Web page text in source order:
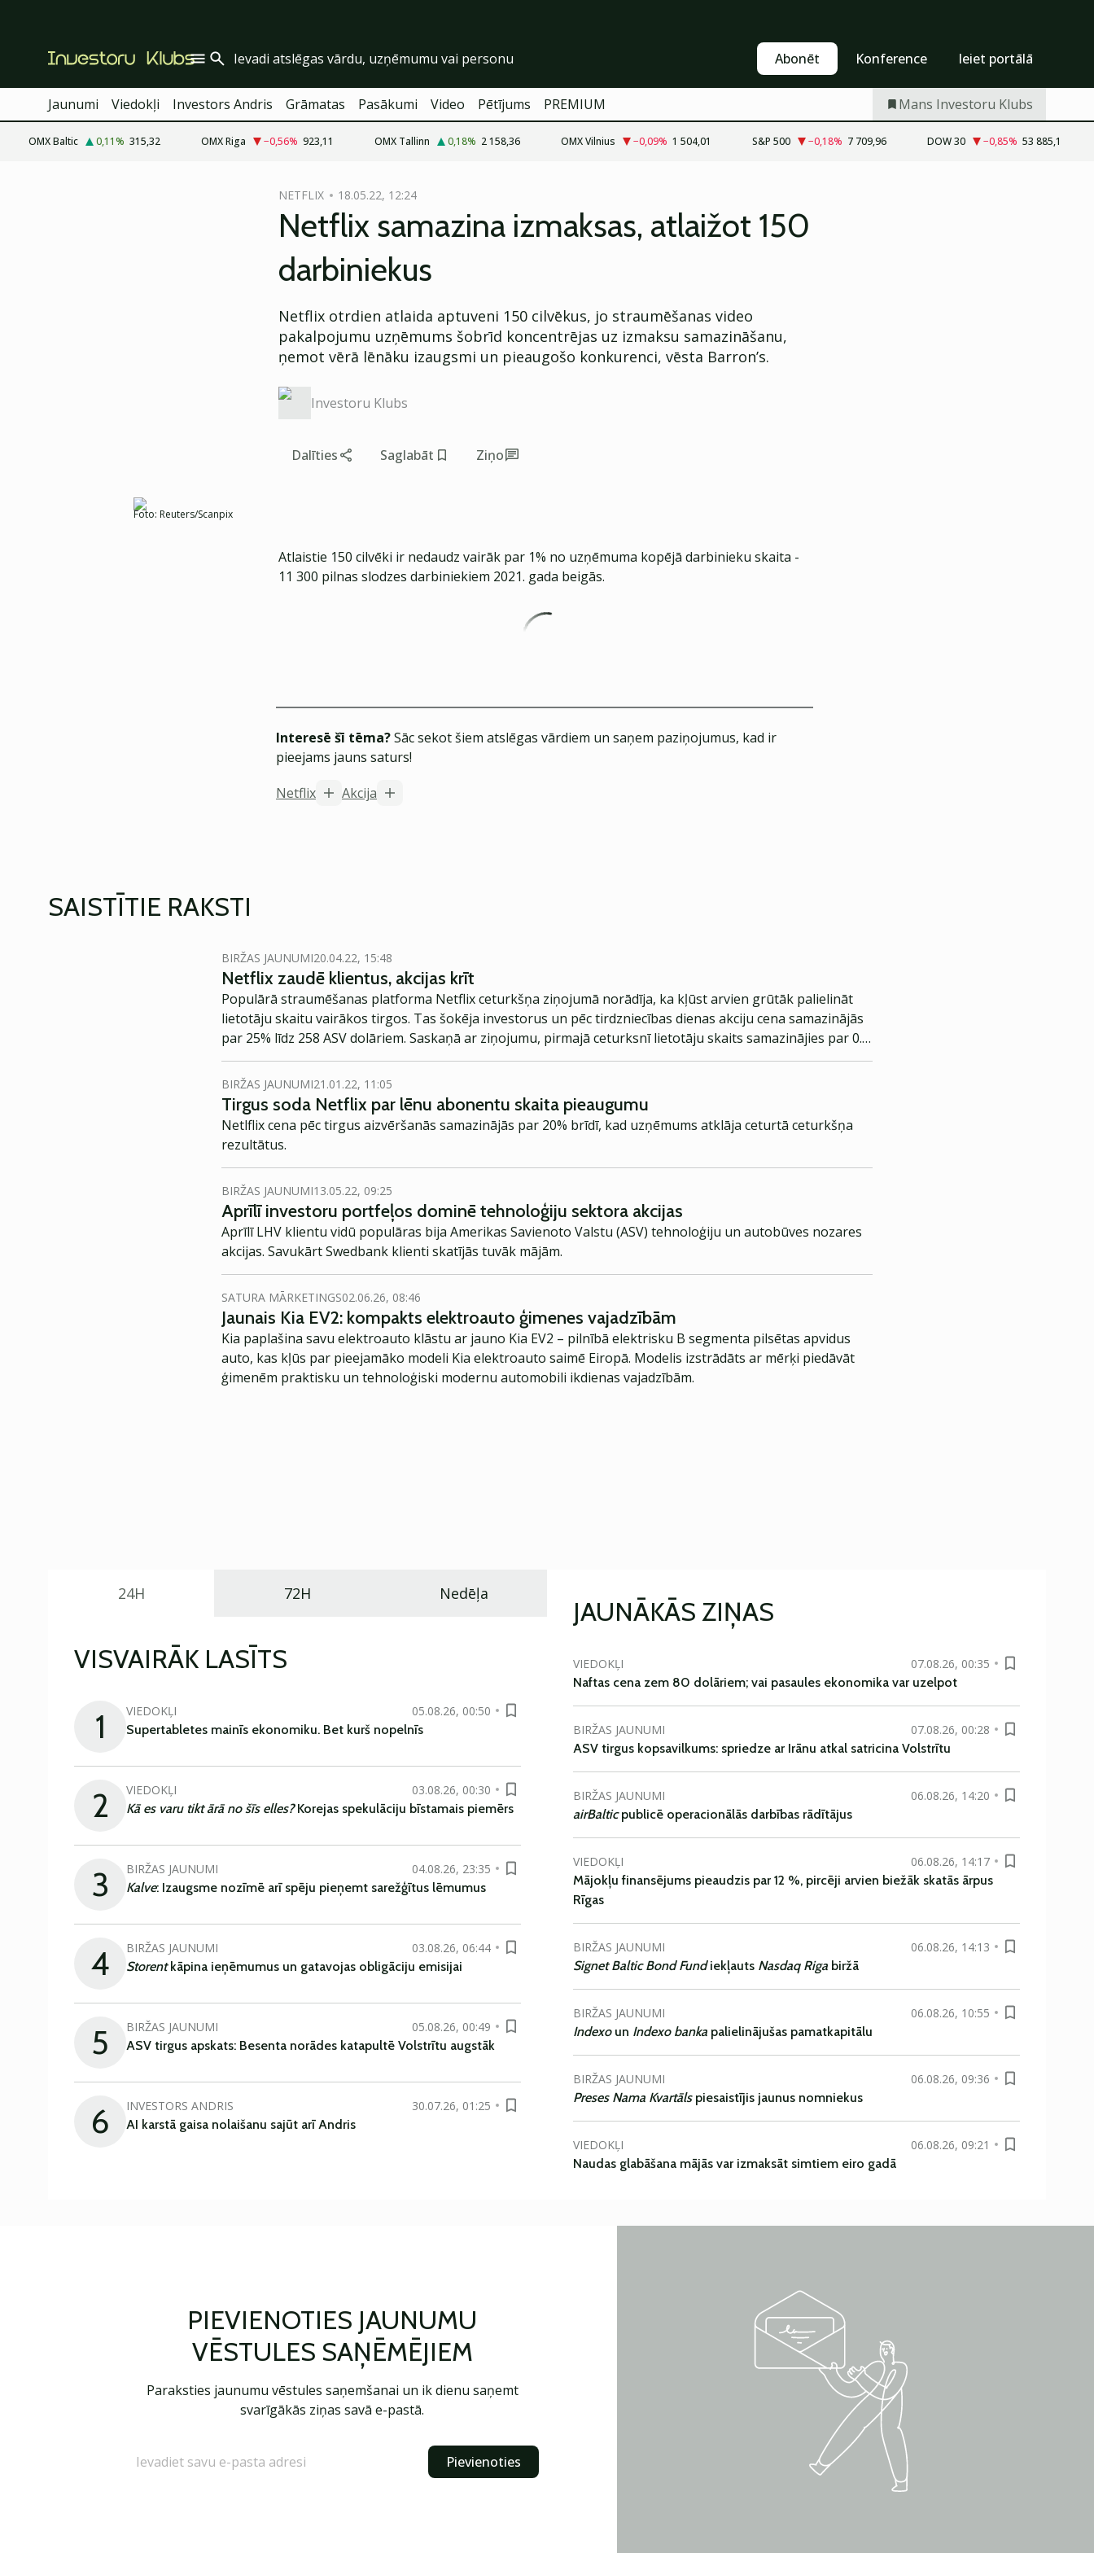
Abonēt Konference Ieiet portālā
Jaunumi Viedokļi Investors Andris Grāmatas Pasākumi Video Pētījums PREMIUM Mans Investoru Klubs
OMX Baltic 0,11% 315,32 OMX Riga −0,56% 923,11 OMX Tallinn 0,18% 2 158,36 OMX Vilnius −0,09% 1 504,01 S&P 500 −0,18% 7 709,96 DOW 30 −0,85% 53 885,1
NETFLIX 18.05.22, 12:24
Netflix samazina izmaksas, atlaižot 150
darbiniekus
Netflix otrdien atlaida aptuveni 150 cilvēkus, jo straumēšanas video
pakalpojumu uzņēmums šobrīd koncentrējas uz izmaksu samazināšanu,
ņemot vērā lēnāku izaugsmi un pieaugošo konkurenci, vēsta Barron’s.
Investoru Klubs
Dalīties Saglabāt Ziņo
Foto: Reuters/Scanpix
Atlaistie 150 cilvēki ir nedaudz vairāk par 1% no uzņēmuma kopējā darbinieku skaita -
11 300 pilnas slodzes darbiniekiem 2021. gada beigās.
Interesē šī tēma?Sāc sekot šiem atslēgas vārdiem un saņem paziņojumus, kad ir
pieejams jauns saturs!
Netflix
Akcija
SAISTĪTIE RAKSTI
BIRŽAS JAUNUMI20.04.22, 15:48
Netflix zaudē klientus, akcijas krīt
Populārā straumēšanas platforma Netflix ceturkšņa ziņojumā norādīja, ka kļūst arvien grūtāk palielināt
lietotāju skaitu vairākos tirgos. Tas šokēja investorus un pēc tirdzniecības dienas akciju cena samazinājās
par 25% līdz 258 ASV dolāriem. Saskaņā ar ziņojumu, pirmajā ceturksnī lietotāju skaits samazinājies par 0.2
milj., lai gan investori gaidīja lietotāju skaita pieaugumu par 2.6 milj.
BIRŽAS JAUNUMI21.01.22, 11:05
Tirgus soda Netflix par lēnu abonentu skaita pieaugumu
Netlflix cena pēc tirgus aizvēršanās samazinājās par 20% brīdī, kad uzņēmums atklāja ceturtā ceturkšņa
rezultātus.
BIRŽAS JAUNUMI13.05.22, 09:25
Aprīlī investoru portfeļos dominē tehnoloģiju sektora akcijas
Aprīlī LHV klientu vidū populāras bija Amerikas Savienoto Valstu (ASV) tehnoloģiju un autobūves nozares
akcijas. Savukārt Swedbank klienti skatījās tuvāk mājām.
SATURA MĀRKETINGS02.06.26, 08:46
Jaunais Kia EV2: kompakts elektroauto ģimenes vajadzībām
Kia paplašina savu elektroauto klāstu ar jauno Kia EV2 – pilnībā elektrisku B segmenta pilsētas apvidus
auto, kas kļūs par pieejamāko modeli Kia elektroauto saimē Eiropā. Modelis izstrādāts ar mērķi piedāvāt
ģimenēm praktisku un tehnoloģiski modernu automobili ikdienas vajadzībām.
24H 72H Nedēļa
VISVAIRĀK LASĪTS
1 VIEDOKĻI
05.08.26, 00:50
Supertabletes mainīs ekonomiku. Bet kurš nopelnīs
2 VIEDOKĻI
03.08.26, 00:30
Kā es varu tikt ārā no šīs elles?Korejas spekulāciju bīstamais piemērs
3 BIRŽAS JAUNUMI
04.08.26, 23:35
Kalve: Izaugsme nozīmē arī spēju pieņemt sarežģītus lēmumus
4 BIRŽAS JAUNUMI
03.08.26, 06:44
Storentkāpina ieņēmumus un gatavojas obligāciju emisijai
5 BIRŽAS JAUNUMI
05.08.26, 00:49
ASV tirgus apskats: Besenta norādes katapultē Volstrītu augstāk
6 INVESTORS ANDRIS
30.07.26, 01:25
AI karstā gaisa nolaišanu sajūt arī Andris
JAUNĀKĀS ZIŅAS
VIEDOKĻI
07.08.26, 00:35
Naftas cena zem 80 dolāriem; vai pasaules ekonomika var uzelpot
BIRŽAS JAUNUMI
07.08.26, 00:28
ASV tirgus kopsavilkums: spriedze ar Irānu atkal satricina Volstrītu
BIRŽAS JAUNUMI
06.08.26, 14:20
airBalticpublicē operacionālās darbības rādītājus
VIEDOKĻI
06.08.26, 14:17
Mājokļu finansējums pieaudzis par 12 %, pircēji arvien biežāk skatās ārpus
Rīgas
BIRŽAS JAUNUMI
06.08.26, 14:13
Signet Baltic Bond Fundiekļauts Nasdaq Riga biržā
BIRŽAS JAUNUMI
06.08.26, 10:55
Indexoun Indexo banka palielinājušas pamatkapitālu
BIRŽAS JAUNUMI
06.08.26, 09:36
Preses Nama Kvartāls piesaistījis jaunus nomniekus
VIEDOKĻI
06.08.26, 09:21
Naudas glabāšana mājās var izmaksāt simtiem eiro gadā
PIEVIENOTIES JAUNUMU
VĒSTULES SAŅĒMĒJIEM
Paraksties jaunumu vēstules saņemšanai un ik dienu saņemt
svarīgākās ziņas savā e-pastā.
Pievienoties